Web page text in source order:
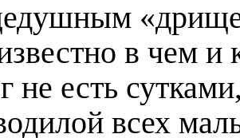
в чем и
не есть
всех